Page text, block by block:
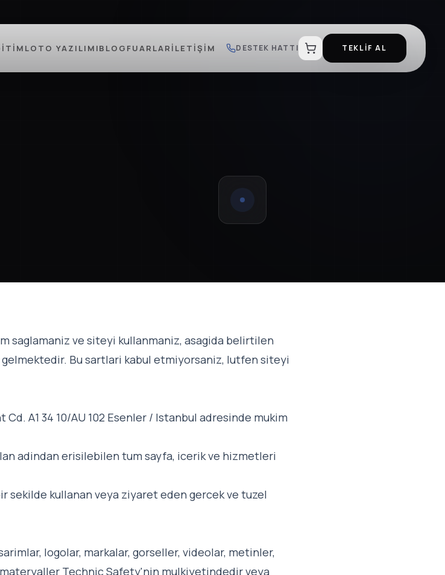
LOTO YAZILIMIBLOG FUARLAR İLETIŞIM DESTEK HATTI TEKLİF AL
saglamaniz ve siteyi kullanmaniz, asagida belirtilen
Bu sartlari kabul etmiyorsaniz, lutfen siteyi
A1 34 10/AU 102 Esenler / Istanbul adresinde mukim
adindan erisilebilen tum sayfa, icerik ve hizmetleri
sekilde kullanan veya ziyaret eden gercek ve tuzel
logolar, markalar, gorseller, videolar, metinler,
Technic Safety'nin mulkiyetindedir veya